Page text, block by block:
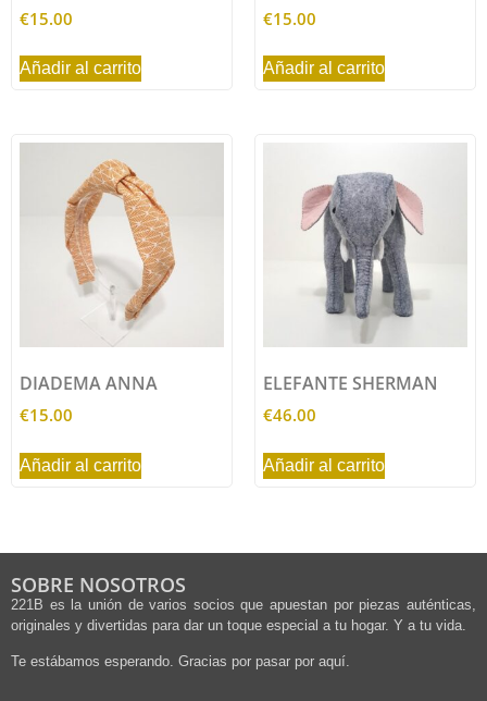
€15.00
Añadir al carrito
€15.00
Añadir al carrito
DIADEMA ANNA
€15.00
Añadir al carrito
ELEFANTE SHERMAN
€46.00
Añadir al carrito
SOBRE NOSOTROS
221B es la unión de varios socios que apuestan por piezas auténticas,
originales y divertidas para dar un toque especial a tu hogar. Y a tu vida.
Te estábamos esperando. Gracias por pasar por aquí.